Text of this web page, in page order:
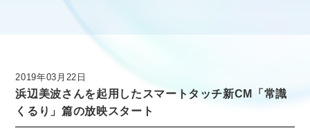
ニュース
採用情報
2019年03月22日
浜辺美波さんを起用したスマートタッチ新CM「常識
くるり」篇の放映スタート